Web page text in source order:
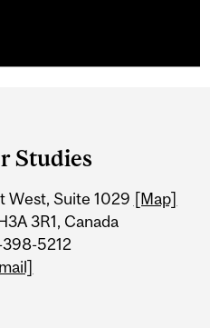
Studies
West, Suite 1029 [Map]
3R1, Canada
398-5212